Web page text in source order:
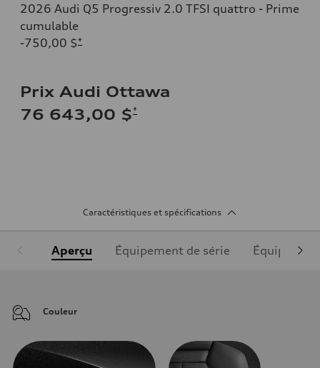
2026 Audi Q5 Progressiv 2.0 TFSI quattro - Prime
cumulable
-750,00 $*
Prix Audi Ottawa
76 643,00 $*
Caractéristiques et spécifications
Aperçu Équipement de série
Couleur